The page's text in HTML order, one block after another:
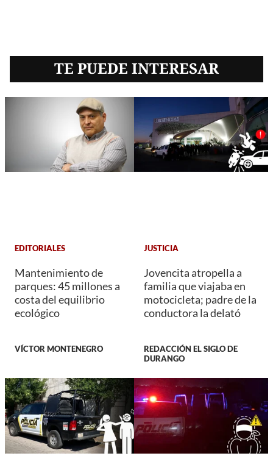
TE PUEDE INTERESAR
EDITORIALES
Mantenimiento de
parques: 45 millones a
costa del equilibrio
ecológico
VÍCTOR MONTENEGRO
JUSTICIA
Jovencita atropella a
familia que viajaba en
motocicleta; padre de la
conductora la delató
REDACCIÓN EL SIGLO DE
DURANGO